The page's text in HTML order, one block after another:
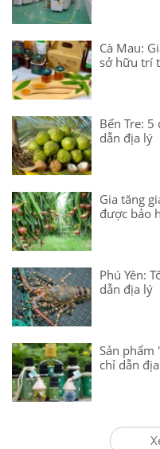
Cà Mau:
sở hữu trí
Bến Tre:
dẫn địa lý
Gia tăng
được bảo
Phú Yên:
dẫn địa lý
Sản phẩm
chỉ dẫn